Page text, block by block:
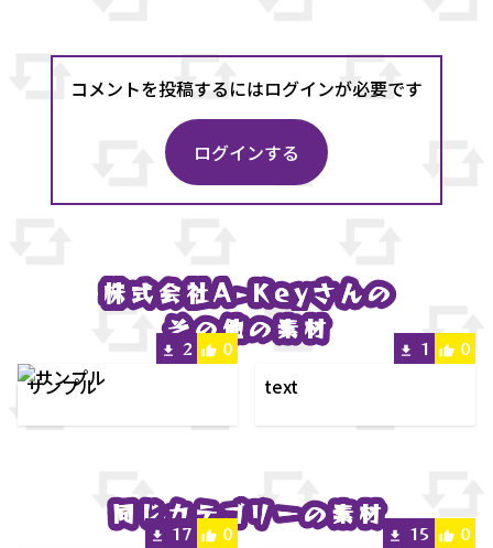
コメントを投稿するにはログインが必要です
ログインする
株式会社A-Keyさんの
株式会社A-Keyさんの
その他の素材
その他の素材
2 0
サンプル
1 0
text
同じカテゴリーの素材
同じカテゴリーの素材
17 0 15 0